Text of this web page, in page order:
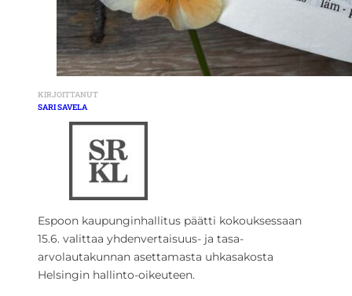
KIRJOITTANUT
SARI SAVELA
Espoon kaupunginhallitus päätti kokouksessaan
15.6. valittaa yhdenvertaisuus- ja tasa-
arvolautakunnan asettamasta uhkasakosta
Helsingin hallinto-oikeuteen.